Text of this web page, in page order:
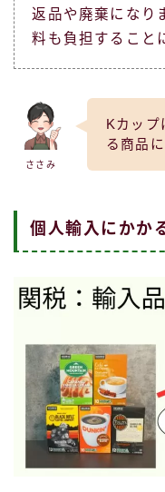
返品や廃棄になり
料も負担すること
ささみ
Kカップ
る商品
個人輸入にかか